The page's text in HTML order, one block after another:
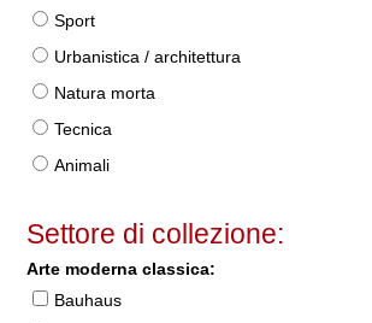
Sport
Urbanistica / architettura
Natura morta
Tecnica
Animali
Settore di collezione:
Arte moderna classica:
Bauhaus